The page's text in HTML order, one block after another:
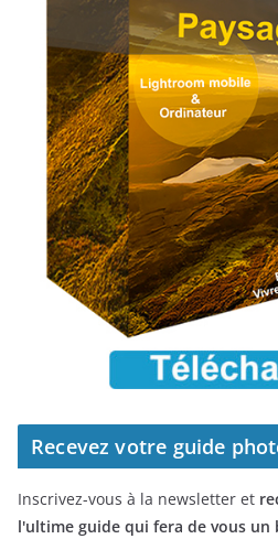
Recevez votre guide
Inscrivez-vous à la newsletter et
l'ultime guide qui fera de vous